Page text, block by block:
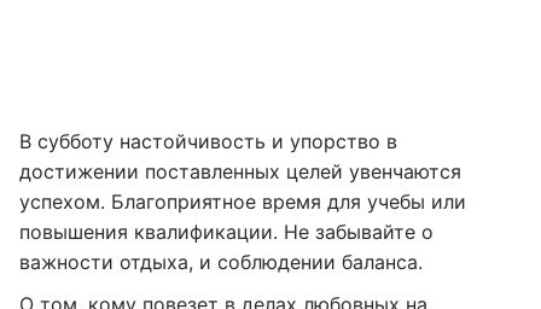
В субботу настойчивость и упорство в
достижении поставленных целей увенчаются
успехом. Благоприятное время для учебы или
повышения квалификации. Не забывайте о
важности отдыха, и соблюдении баланса.
О том, кому повезет в делах любовных на